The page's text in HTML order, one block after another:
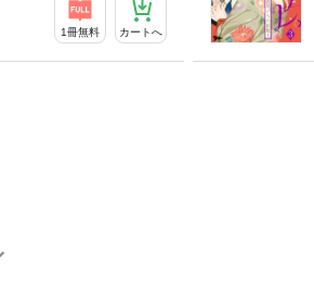
1冊無料 カートへ